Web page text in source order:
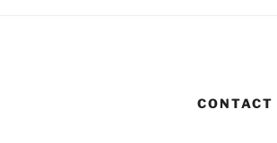
CONTACT